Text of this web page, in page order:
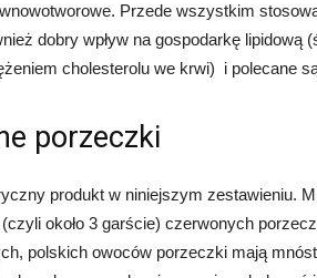
Przede wszystkim
dobry wpływ na gospodarkę lipidową
cholesterolu we krwi) i polecane
porzeczki
produkt w niniejszym zestawieniu.
około 3 garście) czerwonych
polskich owoców porzeczki mają